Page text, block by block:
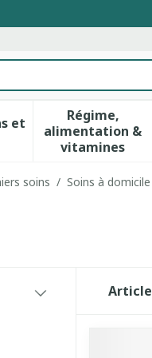
et
le sous-menu pour
Régime,
alimentation &
vitamines
Afficher
soins / Soins à domicile